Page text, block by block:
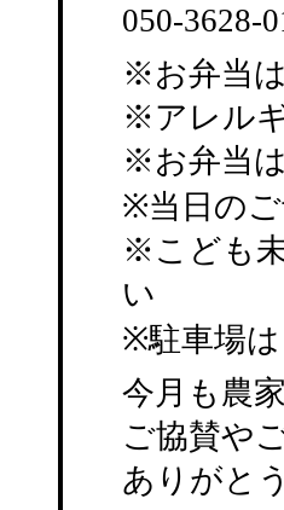
050-3628-
※お弁当
※アレル
※お弁当
※当日の
※こども
い
※駐車場
今月も農
ご協賛や
ありがと